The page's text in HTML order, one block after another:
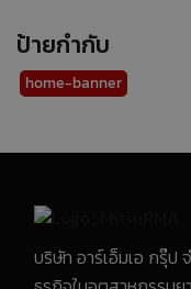
ป้ายกำกับ
home-banner
บริษัท อาร์เอ็มเอ กรุ๊ป